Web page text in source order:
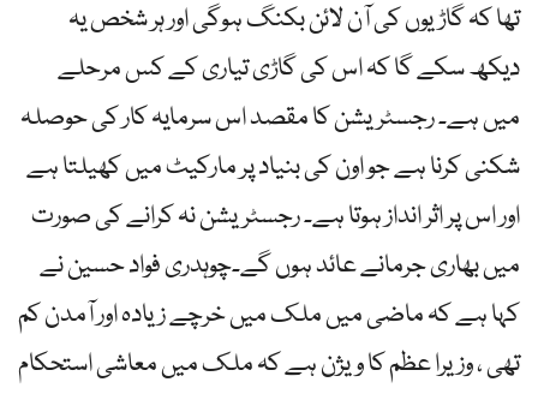
تھا کہ گاڑیوں کی آن لائن بکنگ ہوگی اور ہر شخص یہ
دیکھ سکے گا کہ اس کی گاڑی تیاری کے کس مرحلے
میں ہے۔ رجسٹریشن کا مقصد اس سرمایہ کار کی حوصلہ
شکنی کرنا ہے جو اون کی بنیاد پر مارکیٹ میں کھیلتا ہے
اور اس پر اثر انداز ہوتا ہے۔ رجسٹریشن نہ کرانے کی صورت
میں بھاری جرمانے عائد ہوں گے۔چوہدری فواد حسین نے
کہا ہے کہ ماضی میں ملک میں خرچے زیادہ اور آمدن کم
تھی ، وزیرا عظم کا ویژن ہے کہ ملک میں معاشی استحکام